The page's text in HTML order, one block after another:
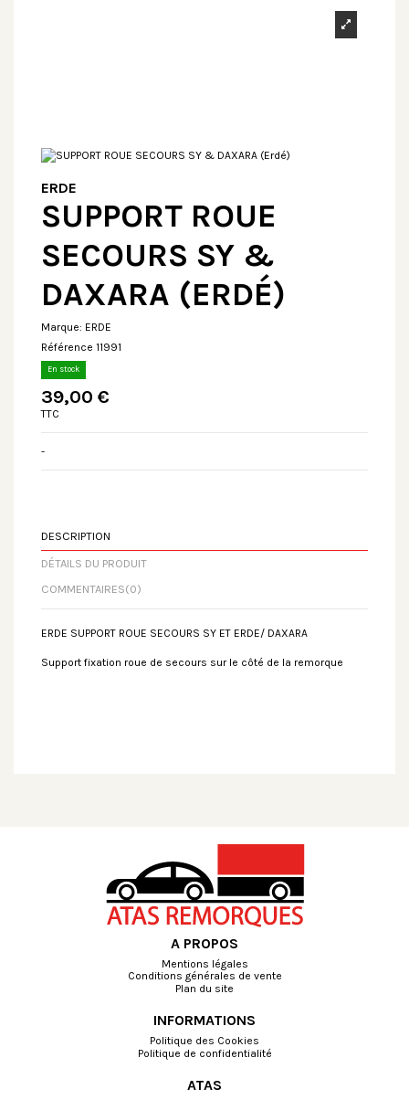
ERDE
SUPPORT ROUE
SECOURS SY &
DAXARA (ERDÉ)
Marque: ERDE
Référence 11991
En stock
39,00 €
TTC
-
DESCRIPTION
DÉTAILS DU PRODUIT
COMMENTAIRES(0)
ERDE SUPPORT ROUE SECOURS SY ET ERDE/ DAXARA
Support fixation roue de secours sur le côté de la remorque
A PROPOS
Mentions légales
Conditions générales de vente
Plan du site
INFORMATIONS
Politique des Cookies
Politique de confidentialité
ATAS